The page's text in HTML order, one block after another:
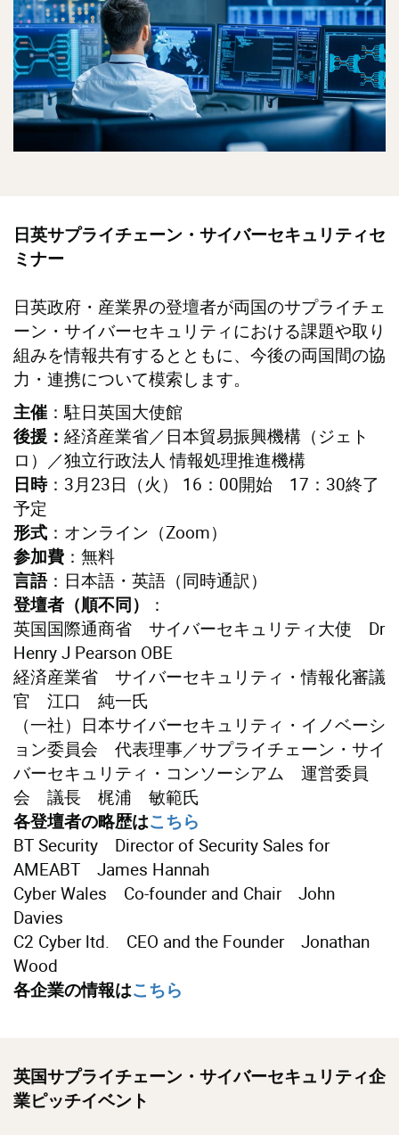
日英サプライチェーン・サイバーセキュリティセ
ミナー
日英政府・産業界の登壇者が両国のサプライチェ
ーン・サイバーセキュリティにおける課題や取り
組みを情報共有するとともに、今後の両国間の協
力・連携について模索します。
主催 ：駐日英国大使館
後援： 経済産業省／日本貿易振興機構（ジェト
ロ）／独立行政法人 情報処理推進機構
日時：3月23日（火） 16：00開始 17：30終了
予定
形式 ：オンライン（Zoom）
参加費 ：無料
言語：日本語・英語（同時通訳）
登壇者（順不同）
：
英国国際通商省 サイバーセキュリティ大使 Dr
Henry J Pearson OBE
経済産業省 サイバーセキュリティ・情報化審議
官 江口 純一氏
（一社）日本サイバーセキュリティ・イノベーシ
ョン委員会 代表理事／サプライチェーン・サイ
バーセキュリティ・コンソーシアム 運営委員
会 議長 梶浦 敏範氏
各登壇者の略歴はこちら
BT Security Director of Security Sales for
AMEABT James Hannah
Cyber Wales Co-founder and Chair John
Davies
C2 Cyber ltd. CEO and the Founder Jonathan
Wood
各企業の情報はこちら
英国サプライチェーン・サイバーセキュリティ企
業ピッチイベント